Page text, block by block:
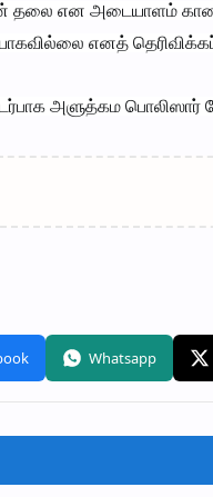
தலை என அடையாளம்
எனத்
அளுத்கம பொலிஸார்